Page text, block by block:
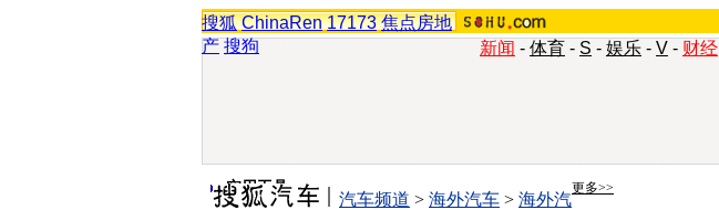
搜狐 ChinaRen 17173 焦点房地
产 搜狗 新闻 - 体育 - S - 娱乐 - V - 财经
实用工具 更多>>
汽车频道 > 海外汽车 > 海外汽